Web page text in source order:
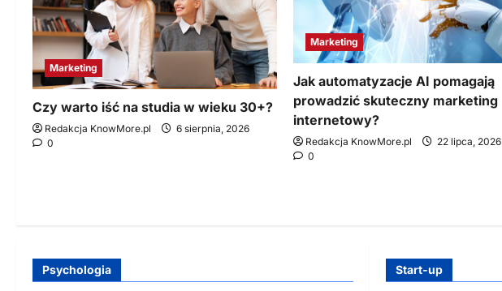
Marketing
Czy warto iść na studia w wieku 30+?
Redakcja KnowMore.pl
6 sierpnia, 2026
0
Marketing
Jak automatyzacje AI pomagają
prowadzić skuteczny marketing
internetowy?
Redakcja KnowMore.pl
22 lipca, 2026
0
Psychologia Start-up